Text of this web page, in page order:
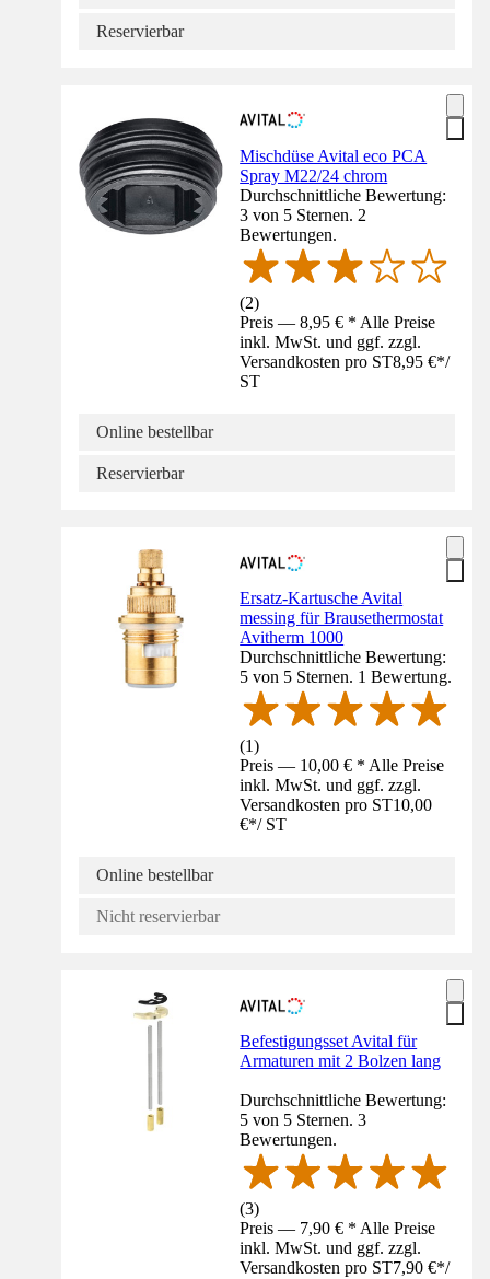
Reservierbar
Mischdüse Avital eco PCA
Spray M22/24 chrom
Durchschnittliche Bewertung:
3 von 5 Sternen. 2
Bewertungen.
(2)
Preis — 8,95 € * Alle Preise
inkl. MwSt. und ggf. zzgl.
Versandkosten pro ST8,95 €*/
ST
Online bestellbar
Reservierbar
Ersatz-Kartusche Avital
messing für Brausethermostat
Avitherm 1000
Durchschnittliche Bewertung:
5 von 5 Sternen. 1 Bewertung.
(1)
Preis — 10,00 € * Alle Preise
inkl. MwSt. und ggf. zzgl.
Versandkosten pro ST10,00
€*/ ST
Online bestellbar
Nicht reservierbar
Befestigungsset Avital für
Armaturen mit 2 Bolzen lang
Durchschnittliche Bewertung:
5 von 5 Sternen. 3
Bewertungen.
(3)
Preis — 7,90 € * Alle Preise
inkl. MwSt. und ggf. zzgl.
Versandkosten pro ST7,90 €*/